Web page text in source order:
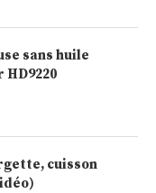
sans huile
cuisson